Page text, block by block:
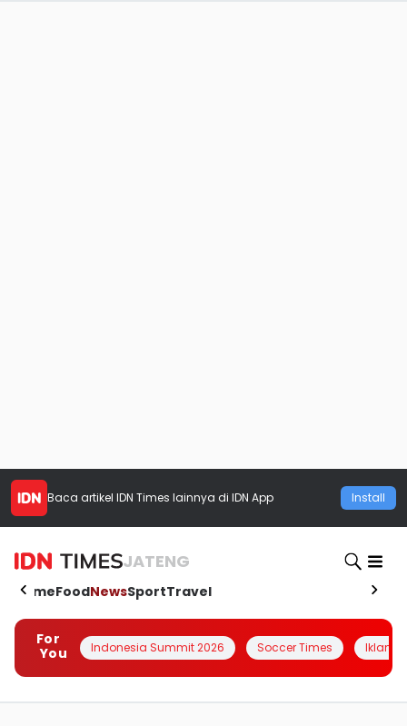
Baca artikel IDN Times lainnya di IDN App Install
JATENG
HomeFoodNewsSportTravel
For
You
Indonesia Summit 2026 Soccer Times Iklanin